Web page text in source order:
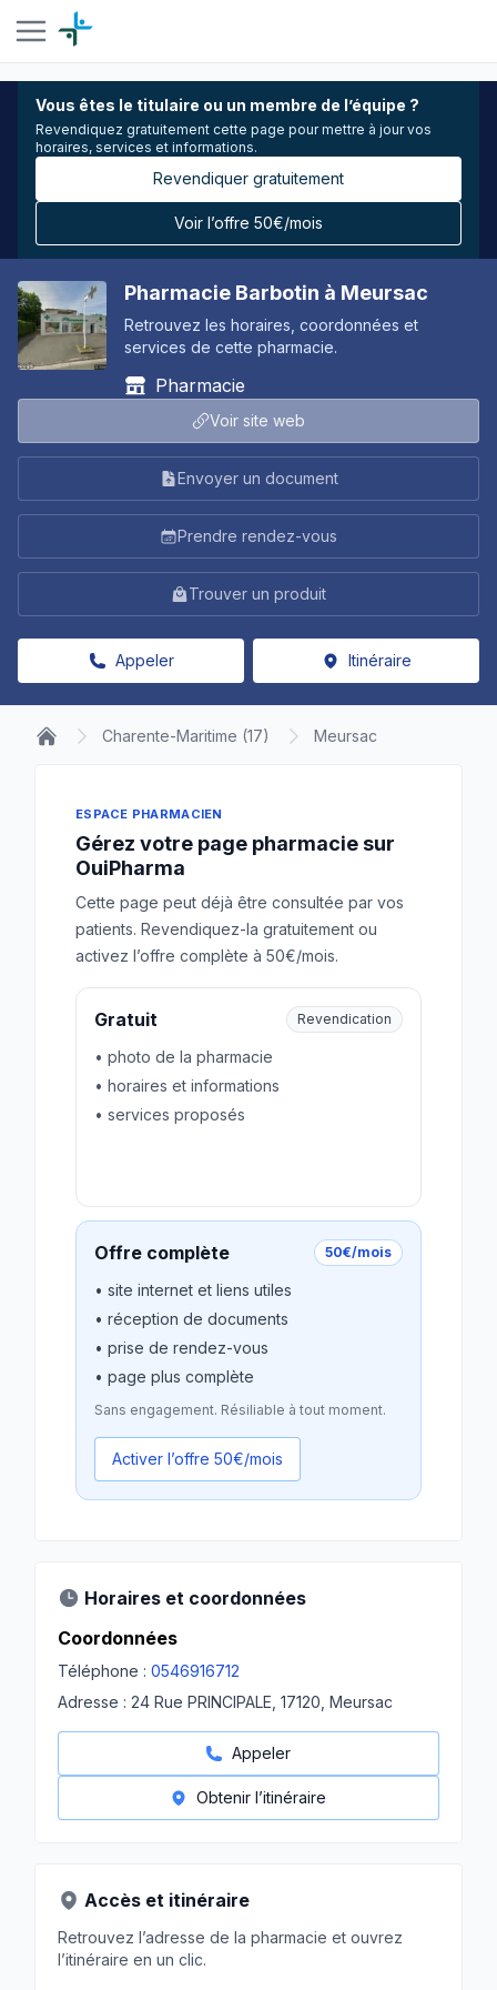
Vous êtes le titulaire ou un membre de l’équipe ?
Revendiquez gratuitement cette page pour mettre à jour vos
horaires, services et informations.
Revendiquer gratuitement
Voir l’offre 50€/mois
Pharmacie Barbotin à Meursac
Retrouvez les horaires, coordonnées et
services de cette pharmacie.
Pharmacie
Voir site web
Envoyer un document
Prendre rendez-vous
Trouver un produit
Appeler Itinéraire
Charente-Maritime (17) Meursac
ESPACE PHARMACIEN
Gérez votre page pharmacie sur
OuiPharma
Cette page peut déjà être consultée par vos
patients. Revendiquez-la gratuitement ou
activez l’offre complète à 50€/mois.
Gratuit Revendication
• photo de la pharmacie
• horaires et informations
• services proposés
Offre complète 50€/mois
• site internet et liens utiles
• réception de documents
• prise de rendez-vous
• page plus complète
Sans engagement. Résiliable à tout moment.
Activer l’offre 50€/mois
Horaires et coordonnées
Coordonnées
Téléphone : 0546916712
Adresse : 24 Rue PRINCIPALE, 17120, Meursac
Appeler
Obtenir l’itinéraire
Accès et itinéraire
Retrouvez l’adresse de la pharmacie et ouvrez
l’itinéraire en un clic.